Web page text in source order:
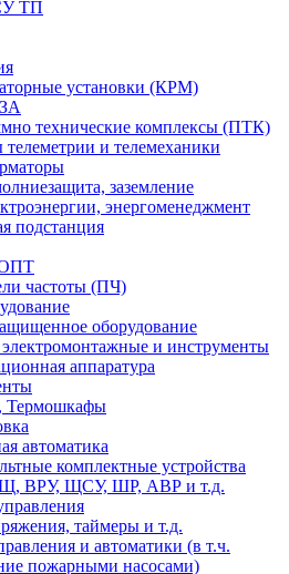
ТП
установки (КРМ)
технические комплексы (ПТК)
и телемеханики
заземление
энергоменеджмент
подстанция
частоты (ПЧ)
оборудование
и инструменты
аппаратура
Термошкафы
автоматика
комплектные устройства
ВРУ, ЩСУ, ШР, АВР и т.д.
таймеры и т.д.
и автоматики (в т.ч.
пожарными насосами)